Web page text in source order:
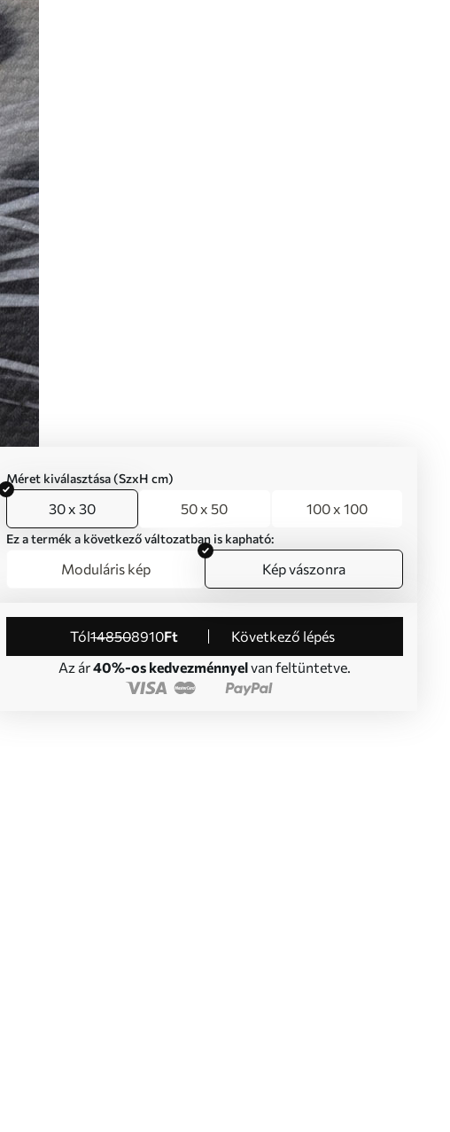
Méret kiválasztása (SzxH cm)
30 x 30 50 x 50 100 x 100
Ez a termék a következő változatban is kapható:
Moduláris kép Kép vászonra
Tól148508910Ft
Következő lépés
Az ár40%-os kedvezménnyelvan feltüntetve.